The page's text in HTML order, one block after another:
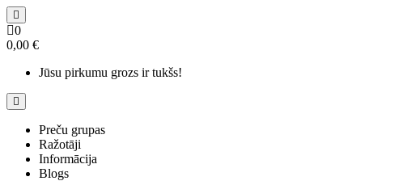
0
0,00 €
Jūsu pirkumu grozs ir tukšs!
Preču grupas
Ražotāji
Informācija
Blogs